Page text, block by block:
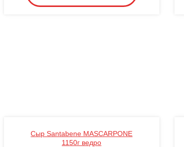
Сыр Santabene MASCARPONE
1150г ведро